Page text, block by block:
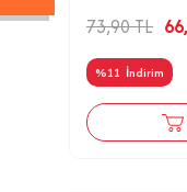
73,90TL
%11 İndirim